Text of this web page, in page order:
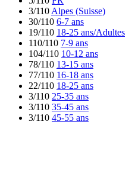
3/110 Alpes (Suisse)
30/110 6-7 ans
19/110 18-25 ans/Adultes
110/110 7-9 ans
104/110 10-12 ans
78/110 13-15 ans
77/110 16-18 ans
22/110 18-25 ans
3/110 25-35 ans
3/110 35-45 ans
3/110 45-55 ans